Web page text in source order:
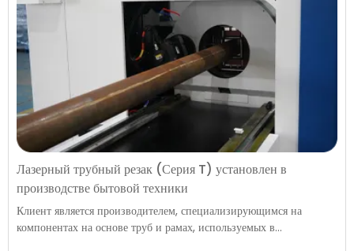
Лазерный трубный резак (Серия T) установлен в
производстве бытовой техники
Клиент является производителем, специализирующимся на
компонентах на основе труб и рамах, используемых в